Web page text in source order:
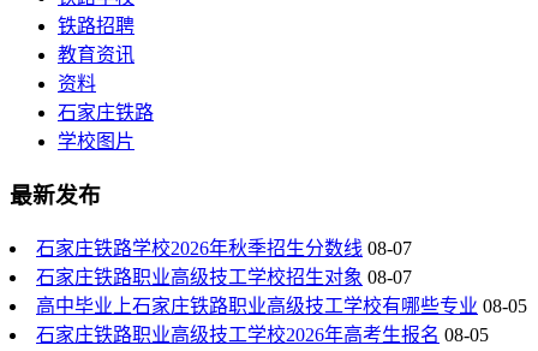
铁路招聘
教育资讯
资料
石家庄铁路
学校图片
最新发布
石家庄铁路学校2026年秋季招生分数线 08-07
石家庄铁路职业高级技工学校招生对象 08-07
高中毕业上石家庄铁路职业高级技工学校有哪些专业 08-05
石家庄铁路职业高级技工学校2026年高考生报名 08-05